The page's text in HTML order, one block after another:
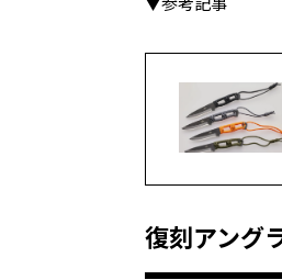
復刻アング